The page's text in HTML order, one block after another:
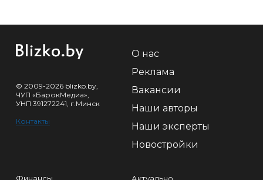
© 2009-2026 blizko.by,
ЧУП «БарокМедиа»,
УНП 391272241, г.Минск
Контакты
О нас
Реклама
Вакансии
Наши авторы
Наши эксперты
Новостройки